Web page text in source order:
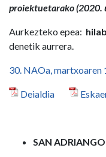
proiektuetarako (2020.
Aurkezteko epea:
denetik aurrera.
30. NAOa, martxoaren
Deialdia
SAN